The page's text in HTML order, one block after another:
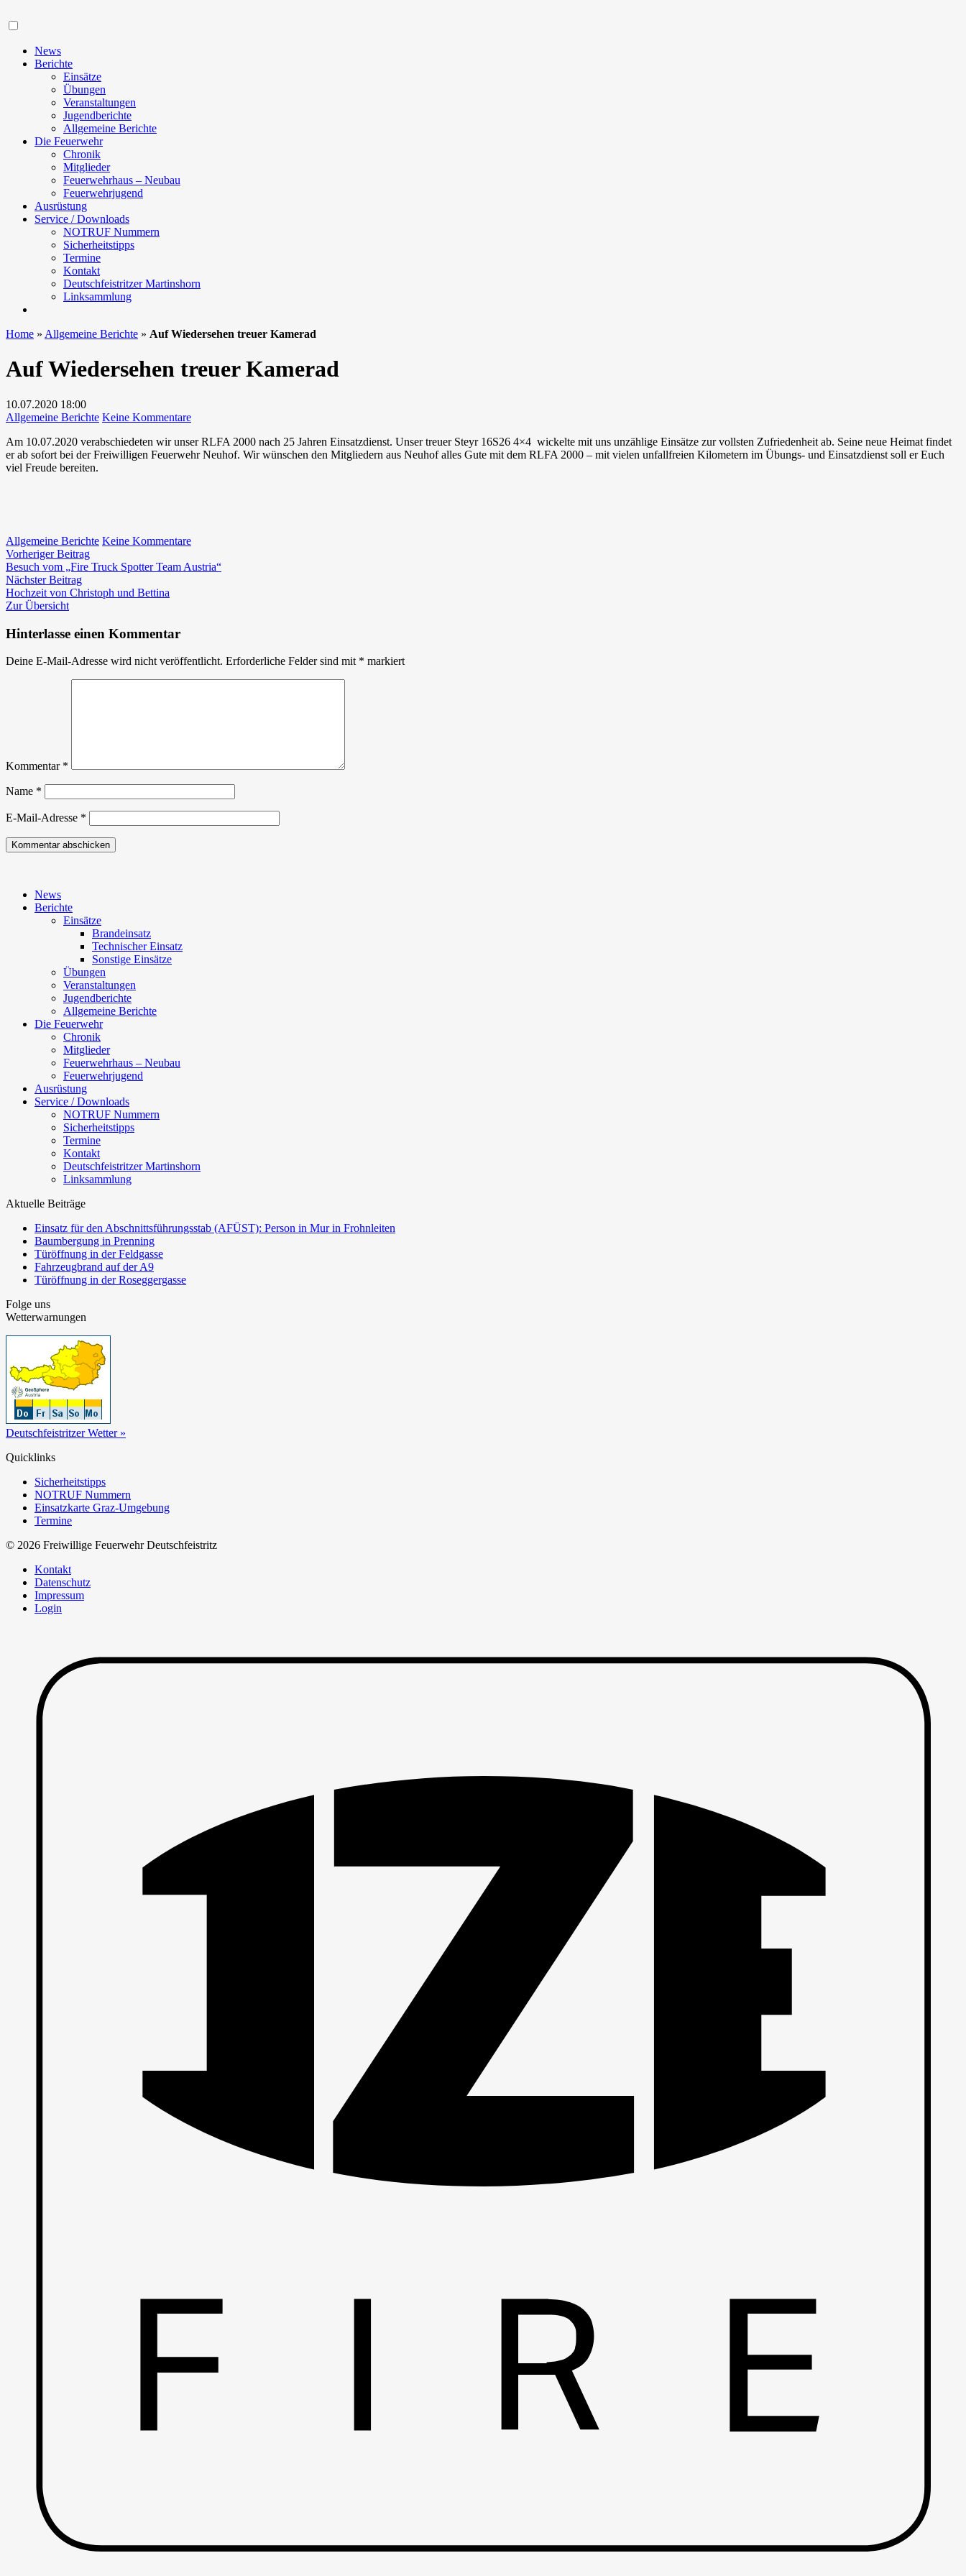
News
Berichte
Einsätze
Übungen
Veranstaltungen
Jugendberichte
Allgemeine Berichte
Die Feuerwehr
Chronik
Mitglieder
Feuerwehrhaus – Neubau
Feuerwehrjugend
Ausrüstung
Service / Downloads
NOTRUF Nummern
Sicherheitstipps
Termine
Kontakt
Deutschfeistritzer Martinshorn
Linksammlung
Home » Allgemeine Berichte » Auf Wiedersehen treuer Kamerad
Auf Wiedersehen treuer Kamerad
10.07.2020 18:00
Allgemeine Berichte Keine Kommentarezu
Wiedersehen
treuer
Am 10.07.2020 verabschiedeten wir unser RLFA 2000 nach 25 Jahren Einsatzdienst. Unser treuer Steyr 16S26 4×4 wickelte mit uns unzählige Einsätze zur vollsten Zufriedenheit ab. Seine neue Heimat findet
er ab sofort bei der Freiwilligen Feuerwehr Neuhof. Wir wünschen den Mitgliedern aus Neuhof alles Gute mit dem RLFA 2000 – mit vielen unfallfreien Kilometern im Übungs- und Einsatzdienst soll er Euch
viel Freude bereiten.
Allgemeine Berichte Keine Kommentarezu
Wiedersehen
Beitragsnavigation
Vorheriger BeitragVorheriger
Beitrag:
Besuch vom „Fire Truck Spotter Team Austria“
Nächster BeitragNächster
Beitrag:
Hochzeit von Christoph und Bettina
Zur Übersicht
Hinterlasse einen Kommentar
Deine E-Mail-Adresse wird nicht veröffentlicht. Erforderliche Felder sind mit * markiert
Kommentar *
Name *
E-Mail-Adresse *
News
Berichte
Einsätze
Brandeinsatz
Technischer Einsatz
Sonstige Einsätze
Übungen
Veranstaltungen
Jugendberichte
Allgemeine Berichte
Die Feuerwehr
Chronik
Mitglieder
Feuerwehrhaus – Neubau
Feuerwehrjugend
Ausrüstung
Service / Downloads
NOTRUF Nummern
Sicherheitstipps
Termine
Kontakt
Deutschfeistritzer Martinshorn
Linksammlung
Aktuelle Beiträge
Einsatz für den Abschnittsführungsstab (AFÜST): Person in Mur in Frohnleiten
Baumbergung in Prenning
Türöffnung in der Feldgasse
Fahrzeugbrand auf der A9
Türöffnung in der Roseggergasse
Folge uns
Wetterwarnungen
Deutschfeistritzer Wetter »
Quicklinks
Sicherheitstipps
NOTRUF Nummern
Einsatzkarte Graz-Umgebung
Termine
© 2026 Freiwillige Feuerwehr Deutschfeistritz
Kontakt
Datenschutz
Impressum
Login